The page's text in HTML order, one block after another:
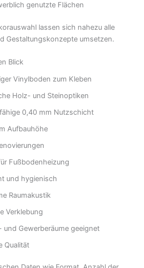
genutzte Flächen
lassen sich nahezu alle
Gestaltungskonzepte umsetzen.
Blick
Vinylboden zum Kleben
Holz- und Steinoptiken
0,40 mm Nutzschicht
Aufbauhöhe
Fußbodenheizung
und hygienisch
Raumakustik
Verklebung
und Gewerberäume geeignet
Qualität